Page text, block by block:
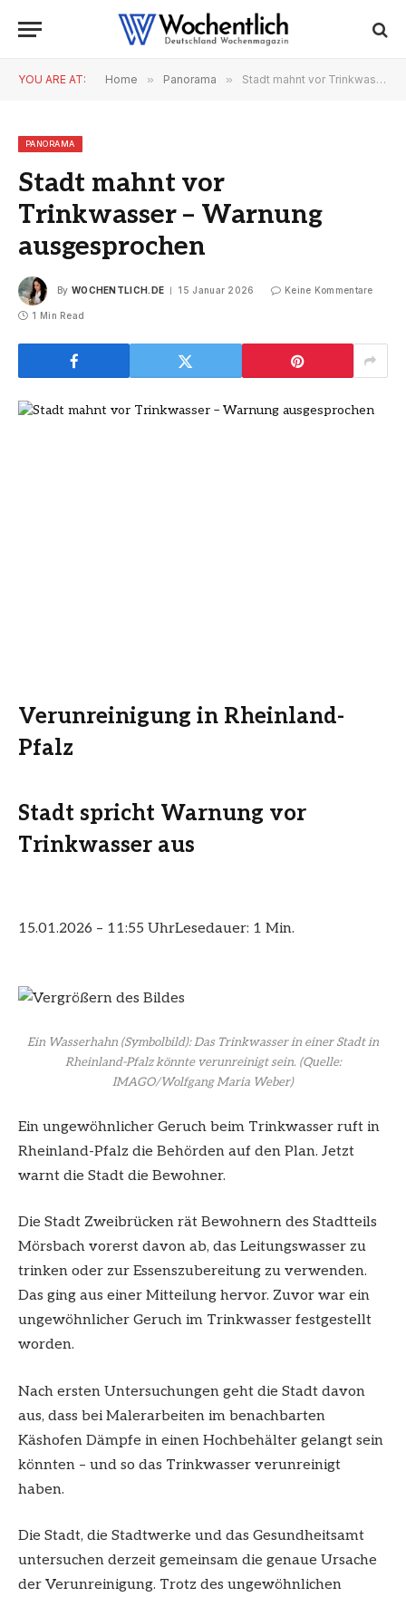
YOU ARE AT: Home » Panorama » Stadt mahnt vor Trinkwasser – Warnung ausgesprochen
PANORAMA
Stadt mahnt vor
Trinkwasser – Warnung
ausgesprochen
By WOCHENTLICH.DE 15 Januar 2026 Keine Kommentare
1 Min Read
Verunreinigung in Rheinland-
Pfalz
Stadt spricht Warnung vor
Trinkwasser aus
15.01.2026 – 11:55 UhrLesedauer: 1 Min.
Ein Wasserhahn (Symbolbild): Das Trinkwasser in einer Stadt in
Rheinland-Pfalz könnte verunreinigt sein.(Quelle:
IMAGO/Wolfgang Maria Weber)
Ein ungewöhnlicher Geruch beim Trinkwasser ruft in
Rheinland-Pfalz die Behörden auf den Plan. Jetzt
warnt die Stadt die Bewohner.
Die Stadt Zweibrücken rät Bewohnern des Stadtteils
Mörsbach vorerst davon ab, das Leitungswasser zu
trinken oder zur Essenszubereitung zu verwenden.
Das ging aus einer Mitteilung hervor. Zuvor war ein
ungewöhnlicher Geruch im Trinkwasser festgestellt
worden.
Nach ersten Untersuchungen geht die Stadt davon
aus, dass bei Malerarbeiten im benachbarten
Käshofen Dämpfe in einen Hochbehälter gelangt sein
könnten – und so das Trinkwasser verunreinigt
haben.
Die Stadt, die Stadtwerke und das Gesundheitsamt
untersuchen derzeit gemeinsam die genaue Ursache
der Verunreinigung. Trotz des ungewöhnlichen